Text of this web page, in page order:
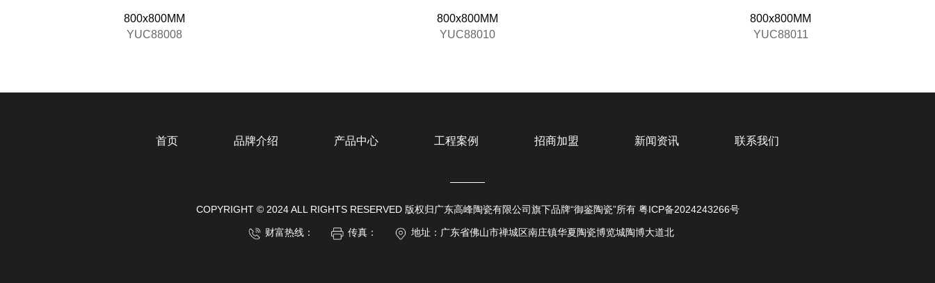
800x800MM
YUC88008
800x800MM
YUC88010
800x800MM
YUC88011
首页 品牌介绍 产品中心 工程案例 招商加盟 新闻资讯 联系我们
COPYRIGHT © 2024 ALL RIGHTS RESERVED 版权归广东高峰陶瓷有限公司旗下品牌“御鉴陶瓷”所有 粤ICP备2024243266号
财富热线： 传真： 地址：广东省佛山市禅城区南庄镇华夏陶瓷博览城陶博大道北